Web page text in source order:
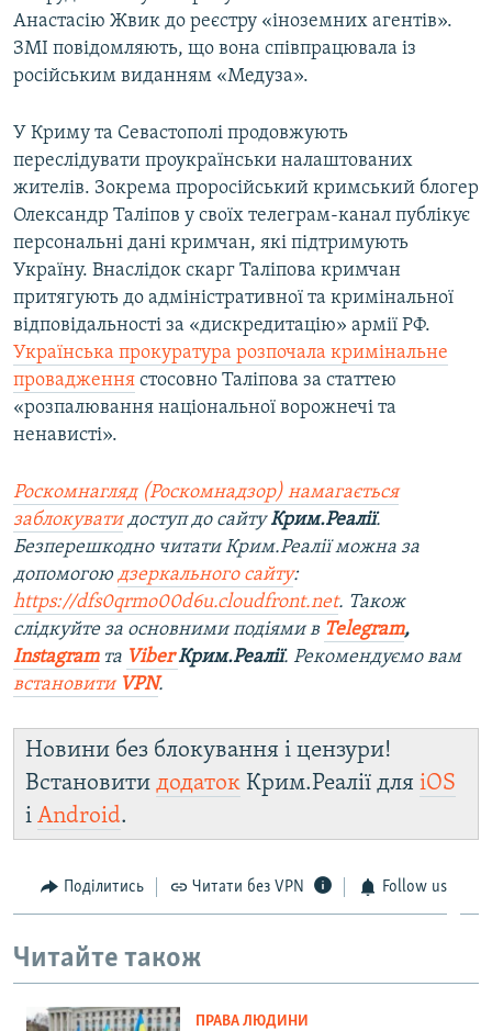
Анастасію Жвик до реєстру «іноземних агентів».
ЗМІ повідомляють, що вона співпрацювала із
російським виданням «Медуза».
У Криму та Севастополі продовжують
переслідувати проукраїнськи налаштованих
жителів. Зокрема проросійський кримський блогер
Олександр Таліпов у своїх телеграм-канал публікує
персональні дані кримчан, які підтримують
Україну. Внаслідок скарг Таліпова кримчан
притягують до адміністративної та кримінальної
відповідальності за «дискредитацію» армії РФ.
Українська прокуратура розпочала кримінальне
провадження стосовно Таліпова за статтею
«розпалювання національної ворожнечі та
ненависті».
Роскомнагляд (Роскомнадзор) намагається
заблокуватидоступ до сайтуКрим.Реалії.
Безперешкодно читати Крим.Реалії можна за
допомогою дзеркального сайту:
https://dfs0qrmo00d6u.cloudfront.net. Також
слідкуйте за основними подіями в Telegram,
Instagramта ViberКрим.Реалії. Рекомендуємо вам
встановити VPN.
Новини без блокування і цензури!
Встановити додаток Крим.Реалії для iOS
і Android.
Поділитись Читати без VPN Follow us
Читайте також
ПРАВА ЛЮДИНИ